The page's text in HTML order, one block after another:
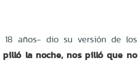
años- dio su versión de los
pilló la noche, nos pilló que no